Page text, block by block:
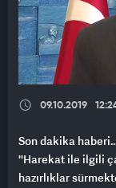
09.10.2019
Son dakika
''Harekat ile ilgili
hazırlıklar